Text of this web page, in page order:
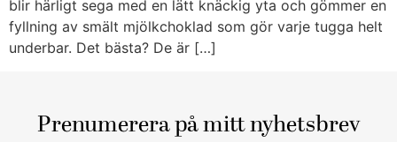
blir härligt sega med en lätt knäckig yta och gömmer en
fyllning av smält mjölkchoklad som gör varje tugga helt
underbar. Det bästa? De är […]
Prenumerera på mitt nyhetsbrev